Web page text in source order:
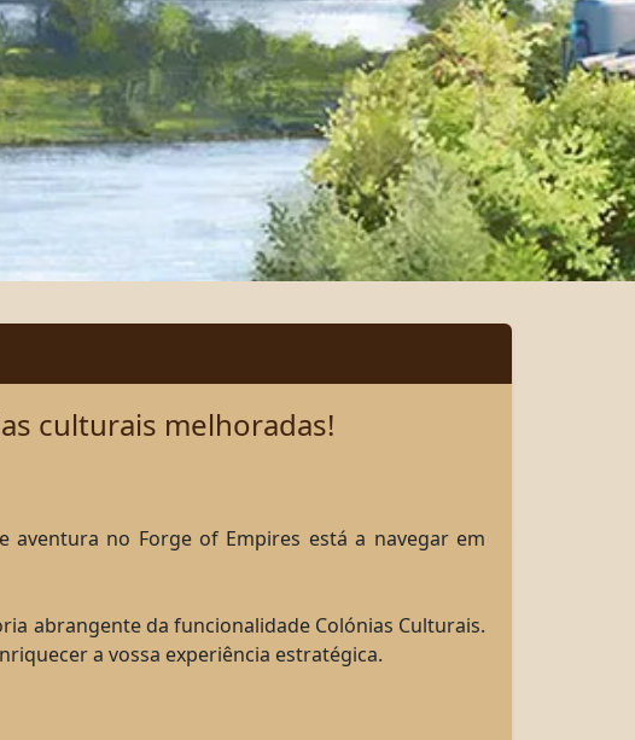
culturais melhoradas!
aventura no Forge of Empires está a navegar em
abrangente da funcionalidade Colónias Culturais.
a vossa experiência estratégica.